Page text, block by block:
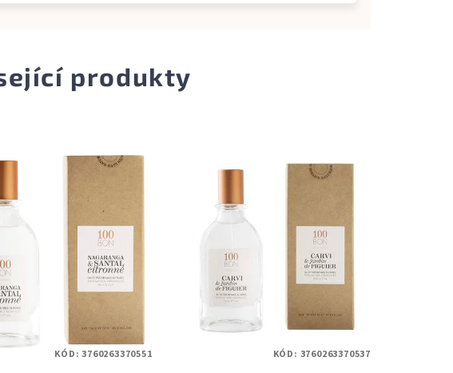
produkty
KÓD:3760263370551 KÓD: 3760263370537